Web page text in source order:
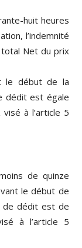
huit heures
l’indemnité
Net du prix
le début de la
dédit est égale
à l’article 5
de quinze
le début de
de dédit est de
à l’article 5